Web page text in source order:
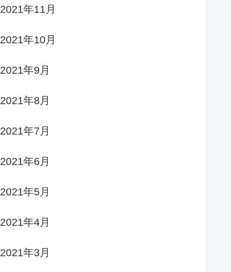
2021年11月
2021年10月
2021年9月
2021年8月
2021年7月
2021年6月
2021年5月
2021年4月
2021年3月